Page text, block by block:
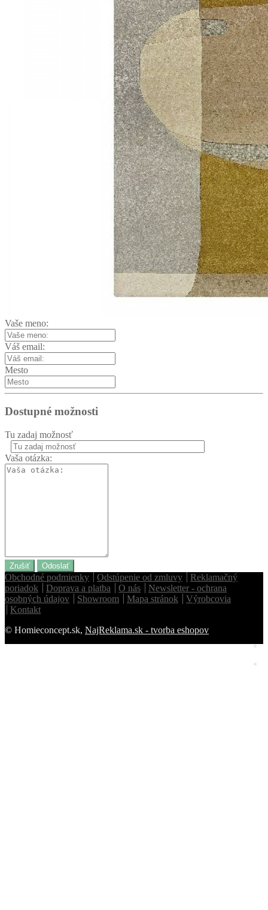
Vaše meno:
Váš email:
Mesto
Dostupné možnosti
Tu zadaj možnosť
Vaša otázka:
Zrušiť Odoslať
Obchodné podmienky Odstúpenie od zmluvy
Reklamačný
poriadok
Doprava a platba O nás
Newsletter - ochrana
osobných údajov
Showroom Mapa stránok
Výrobcovia
Kontakt
© Homieconcept.sk, NajReklama.sk - tvorba eshopov